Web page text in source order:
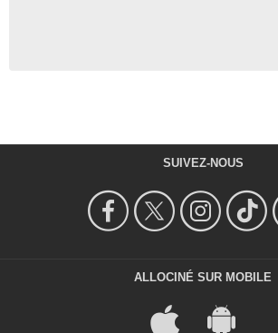
SUIVEZ-NOUS
ALLOCINÉ SUR MOBILE